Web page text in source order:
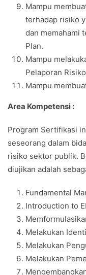
Mampu
terhadap risiko
dan memahami
Plan.
Mampu
Pelaporan
Mampu
Area Kompetensi :
Program Sertifikasi
seseorang dalam
risiko sektor publik.
diujikan adalah
Fundamental
Introduction to
Melakukan
Melakukan
Melakukan